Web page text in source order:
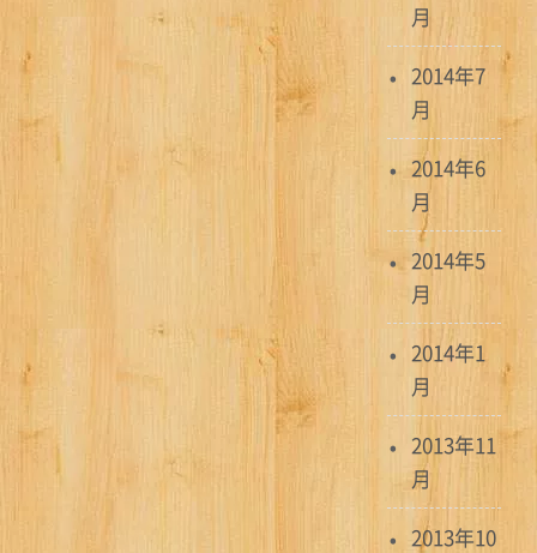
月
2014年7
月
2014年6
月
2014年5
月
2014年1
月
2013年11
月
2013年10